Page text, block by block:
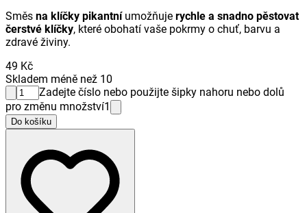
Směs na klíčky pikantníumožňuje rychle a snadno pěstovat
čerstvé klíčky, které obohatí vaše pokrmy o chuť, barvu a
zdravé živiny.
49 Kč
Skladem méně než 10
Zadejte číslo nebo použijte šipky nahoru nebo dolů
pro změnu množství1
Do košíku